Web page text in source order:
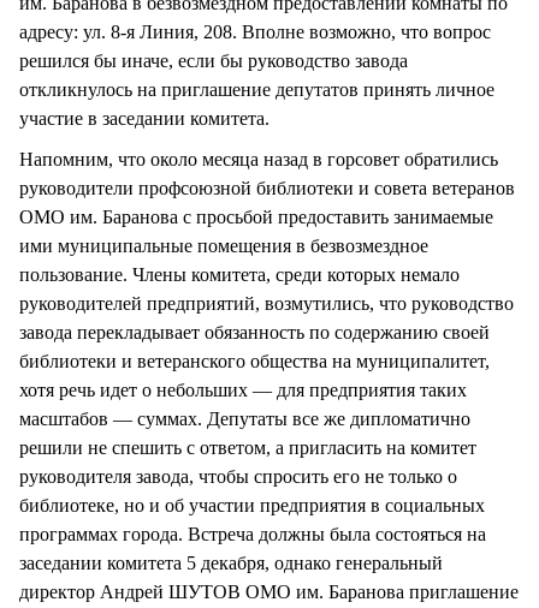
адресу: ул. 8-я Линия, 208. Вполне возможно, что вопрос
решился бы иначе, если бы руководство завода
откликнулось на приглашение депутатов принять личное
участие в заседании комитета.
Напомним, что около месяца назад в горсовет обратились
руководители профсоюзной библиотеки и совета ветеранов
ОМО им. Баранова с просьбой предоставить занимаемые
ими муниципальные помещения в безвозмездное
пользование. Члены комитета, среди которых немало
руководителей предприятий, возмутились, что руководство
завода перекладывает обязанность по содержанию своей
библиотеки и ветеранского общества на муниципалитет,
хотя речь идет о небольших — для предприятия таких
масштабов — суммах. Депутаты все же дипломатично
решили не спешить с ответом, а пригласить на комитет
руководителя завода, чтобы спросить его не только о
библиотеке, но и об участии предприятия в социальных
программах города. Встреча должны была состояться на
заседании комитета 5 декабря, однако генеральный
директор Андрей ШУТОВ ОМО им. Баранова приглашение